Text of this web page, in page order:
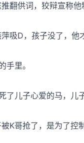
翻供词，狡辩宣称他
吸D，孩子没了，他
手里。
了儿子心爱的马，儿
K哥抢了，是为了控